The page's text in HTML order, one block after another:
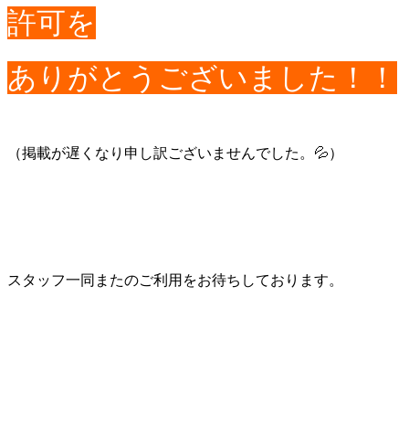
許可を
ありがとうございました！！
（掲載が遅くなり申し訳ございませんでした。💦）
スタッフ一同またのご利用をお待ちしております。